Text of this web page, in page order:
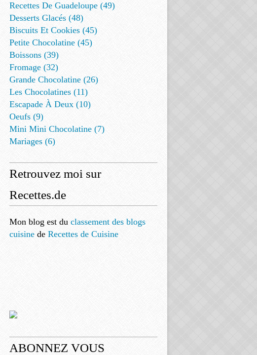
Recettes De Guadeloupe (49)
Desserts Glacés (48)
Biscuits Et Cookies (45)
Petite Chocolatine (45)
Boissons (39)
Fromage (32)
Grande Chocolatine (26)
Les Chocolatines (11)
Escapade À Deux (10)
Oeufs (9)
Mini Mini Chocolatine (7)
Mariages (6)
Retrouvez moi sur
Recettes.de
Mon blog est du classement des blogs
cuisine de Recettes de Cuisine
ABONNEZ VOUS